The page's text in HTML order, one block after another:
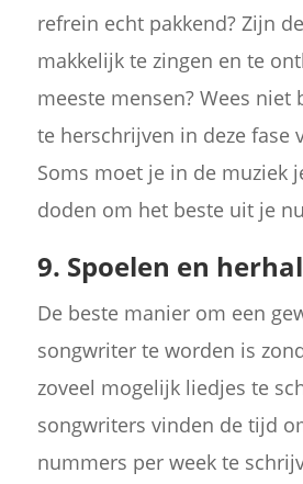
refrein echt pakkend? Zijn
makkelijk te zingen en te
meeste mensen? Wees niet
te herschrijven in deze fase
Soms moet je in de muziek
doden om het beste uit je
9. Spoelen en
De beste manier om een
songwriter te worden is
zoveel mogelijk liedjes te
songwriters vinden de tijd
nummers per week te